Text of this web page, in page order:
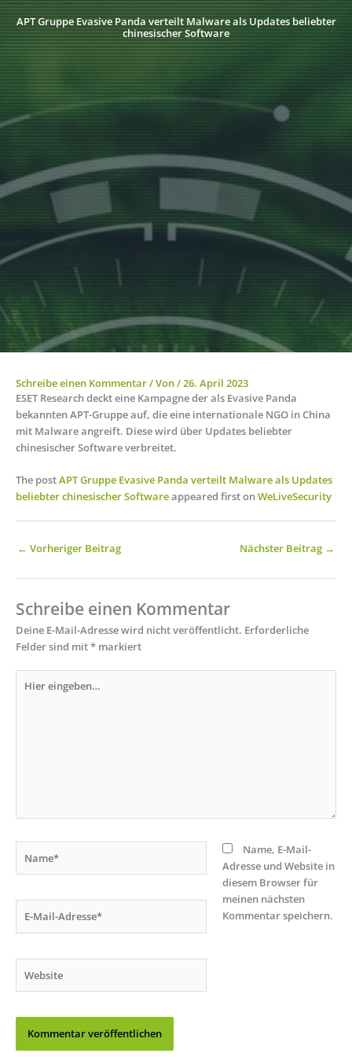
APT Gruppe Evasive Panda verteilt Malware als Updates beliebter
chinesischer Software
Schreibe einen Kommentar/ Von/26. April 2023
ESET Research deckt eine Kampagne der als Evasive Panda
bekannten APT-Gruppe auf, die eine internationale NGO in China
mit Malware angreift. Diese wird über Updates beliebter
chinesischer Software verbreitet.
The postAPT Gruppe Evasive Panda verteilt Malware als Updates
beliebter chinesischer Softwareappeared first onWeLiveSecurity
← Vorheriger Beitrag Nächster Beitrag →
Schreibe einen Kommentar
Deine E-Mail-Adresse wird nicht veröffentlicht. Erforderliche
Felder sind mit* markiert
eingeben…
Mail-
Name, E-Mail-
Adresse und Website in
diesem Browser für
meinen nächsten
Kommentar speichern.